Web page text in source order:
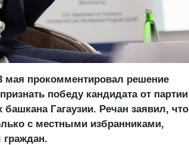
мая прокомментировал решение
победу кандидата от партии
Гагаузии. Речан заявил, что
с местными избранниками,